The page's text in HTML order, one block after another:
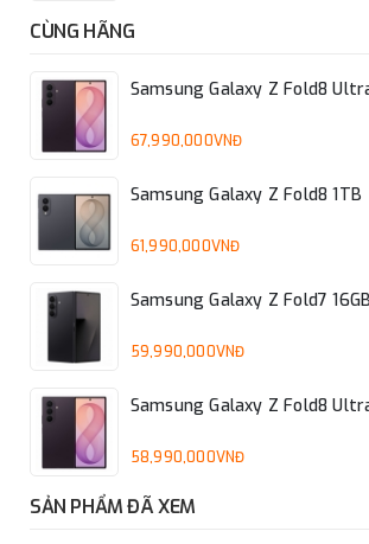
CÙNG HÃNG
Samsung Galaxy Z Fold8
67,990,000VNĐ
Samsung Galaxy Z Fold8 1TB
61,990,000VNĐ
Samsung Galaxy Z Fold7
59,990,000VNĐ
Samsung Galaxy Z Fold8
58,990,000VNĐ
SẢN PHẨM ĐÃ XEM